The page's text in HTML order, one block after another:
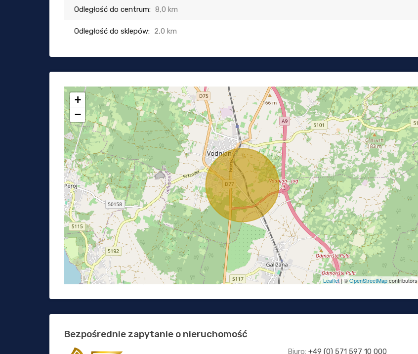
Odległość do centrum: 8,0 km
Odległość do sklepów: 2,0 km
+
−
Leaflet| ©OpenStreetMapcontributors
Bezpośrednie zapytanie o nieruchomość
Biuro: +49 (0) 571 597 10 000